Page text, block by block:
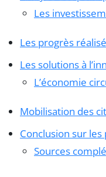
Les
Les progrès
Les solutions à
L’économie
Mobilisation des
Conclusion sur
Sources